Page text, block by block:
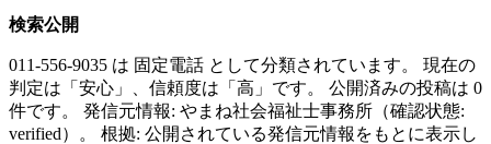
検索公開
011-556-9035 は 固定電話 として分類されています。 現在の
判定は「安心」、信頼度は「高」です。 公開済みの投稿は 0
件です。 発信元情報: やまね社会福祉士事務所（確認状態:
verified）。 根拠: 公開されている発信元情報をもとに表示し